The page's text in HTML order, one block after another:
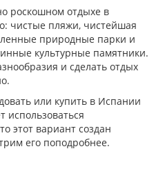
роскошном отдыхе в
чистые пляжи, чистейшая
природные парки и
культурные памятники.
и сделать отдых
или купить в Испании
использоваться
этот вариант создан
его поподробнее.